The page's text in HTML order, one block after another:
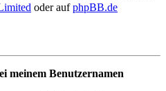
oder aufphpBB.de
meinem Benutzernamen